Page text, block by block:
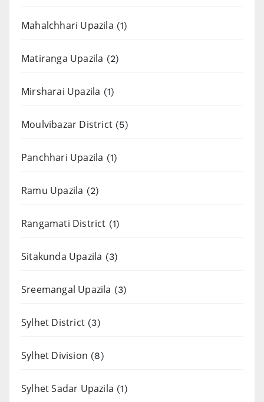
Mahalchhari Upazila (1)
Matiranga Upazila (2)
Mirsharai Upazila (1)
Moulvibazar District (5)
Panchhari Upazila (1)
Ramu Upazila (2)
Rangamati District (1)
Sitakunda Upazila (3)
Sreemangal Upazila (3)
Sylhet District (3)
Sylhet Division (8)
Sylhet Sadar Upazila (1)